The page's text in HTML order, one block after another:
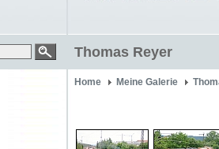
Thomas Reyer
Home Meine Galerie